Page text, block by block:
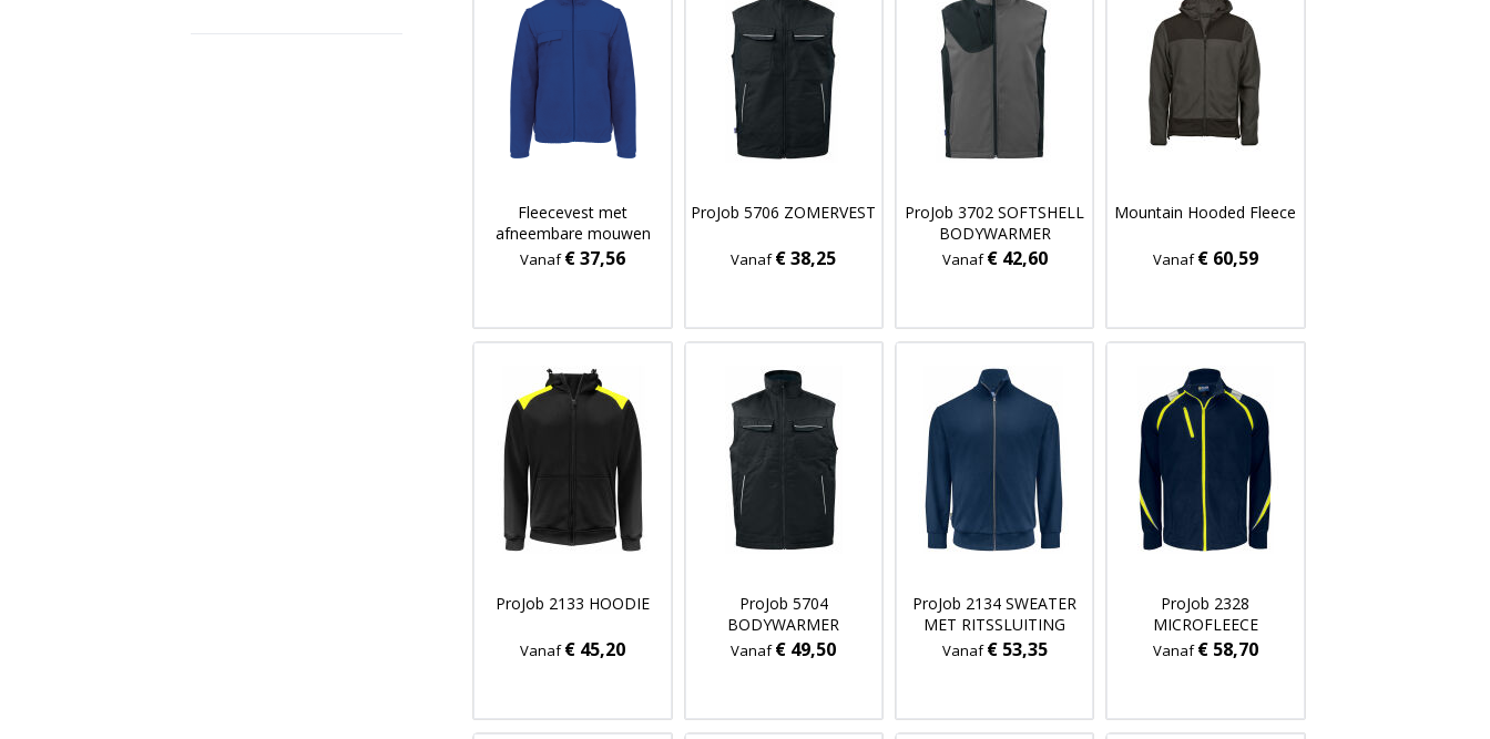
Fleecevest met
afneembare mouwen
heren
Vanaf€ 37,56
ProJob 5706 ZOMERVEST
Vanaf€ 38,25
ProJob 3702 SOFTSHELL
BODYWARMER
Vanaf€ 42,60
Mountain Hooded Fleece
Vanaf€ 60,59
ProJob 2133 HOODIE
Vanaf€ 45,20
ProJob 5704
BODYWARMER
Vanaf€ 49,50
ProJob 2134 SWEATER
MET RITSSLUITING
Vanaf€ 53,35
ProJob 2328
MICROFLEECE
Vanaf€ 58,70